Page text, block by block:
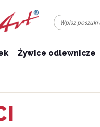
Żywice odlewnicze